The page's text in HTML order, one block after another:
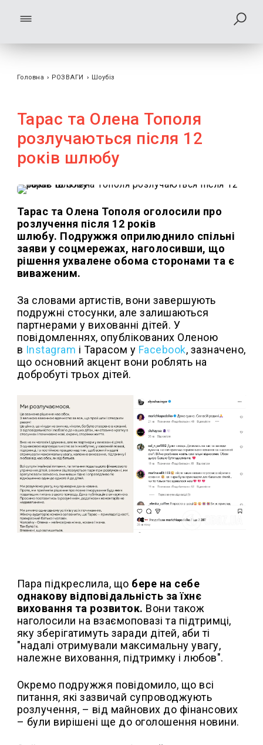
Головна › РОЗВАГИ › Шоубiз
Тарас та Олена Тополя
розлучаються після 12
років шлюбу
Тарас та Олена Тополя оголосили про
розлучення після 12 років
шлюбу. Подружжя оприлюднило спільні
заяви у соцмережах, наголосивши, що
рішення ухвалене обома сторонами та є
виваженим.
За словами артистів, вони завершують
подружні стосунки, але залишаються
партнерами у вихованні дітей. У
повідомленнях, опублікованих Оленою
в Instagram і Тарасом у Facebook, зазначено,
що основний акцент вони роблять на
добробуті трьох дітей.
Пара підкреслила, що бере на себе
однакову відповідальність за їхнє
виховання та розвиток. Вони також
наголосили на взаємоповазі та підтримці,
яку зберігатимуть заради дітей, аби ті
"надалі отримували максимальну увагу,
належне виховання, підтримку і любов".
Окремо подружжя повідомило, що всі
питання, які зазвичай супроводжують
розлучення, – від майнових до фінансових
– були вирішені ще до оголошення новини.